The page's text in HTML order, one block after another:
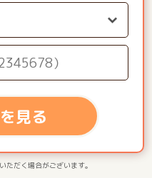
見る
だく場合がございます。